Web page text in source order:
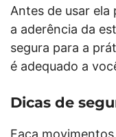
Antes de usar
a aderência da
segura para a
é adequado a
Dicas de
Faça